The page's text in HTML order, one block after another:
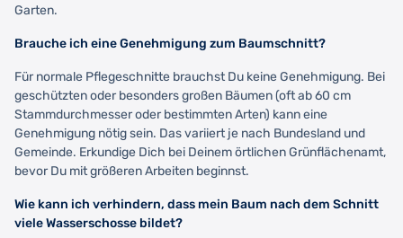
Garten.
Brauche ich eine Genehmigung zum Baumschnitt?
Für normale Pflegeschnitte brauchst Du keine Genehmigung. Bei
geschützten oder besonders großen Bäumen (oft ab 60 cm
Stammdurchmesser oder bestimmten Arten) kann eine
Genehmigung nötig sein. Das variiert je nach Bundesland und
Gemeinde. Erkundige Dich bei Deinem örtlichen Grünflächenamt,
bevor Du mit größeren Arbeiten beginnst.
Wie kann ich verhindern, dass mein Baum nach dem Schnitt
viele Wasserschosse bildet?